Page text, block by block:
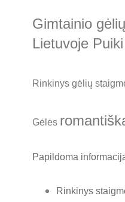
Gimtainio
Lietuvoje
Rinkinys gėlių
Gėlės
Papildoma
Rinkinys